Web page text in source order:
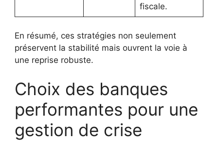
fiscale.
En résumé, ces stratégies non seulement
préservent la stabilité mais ouvrent la voie à
une reprise robuste.
Choix des banques
performantes pour une
gestion de crise